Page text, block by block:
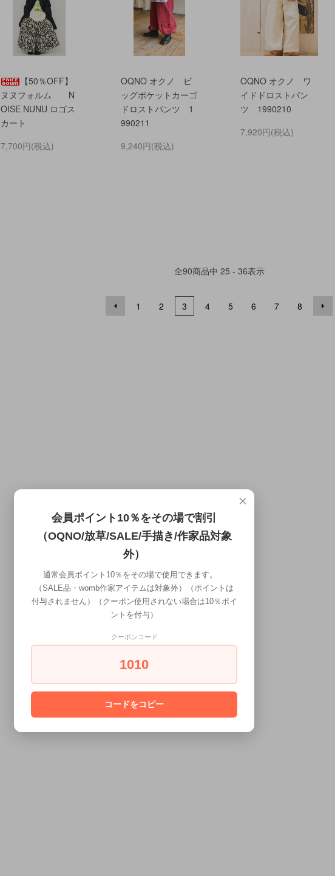
【50％OFF】
ヌヌフォルム N
OISE NUNU ロゴス
カート
7,700円(税込)
OQNO オクノ ビ
ッグポケットカーゴ
ドロストパンツ 1
990211
9,240円(税込)
OQNO オクノ ワ
イドドロストパン
ツ 1990210
7,920円(税込)
全90商品中 25 - 36表示
1 2 3 4 5 6 7 8
×
会員ポイント10％をその場で割引
（OQNO/放草/SALE/手描き/作家品対象
外）
通常会員ポイント10％をその場で使用できます。
（SALE品・womb作家アイテムは対象外）（ポイントは
付与されません）（クーポン使用されない場合は10％ポイ
ントを付与）
クーポンコード
1010
コードをコピー